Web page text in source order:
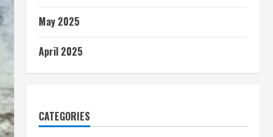
May 2025
April 2025
CATEGORIES